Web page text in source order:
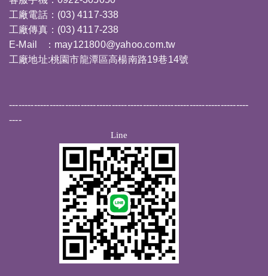
工廠電話：(03) 4117-338
工廠傳真：(03) 4117-238
E-Mail ： may121800@yahoo.com.tw
工廠地址:桃園市龍潭區高楊南路19巷14號
-----------------------------------------------------------------------------
----
Line